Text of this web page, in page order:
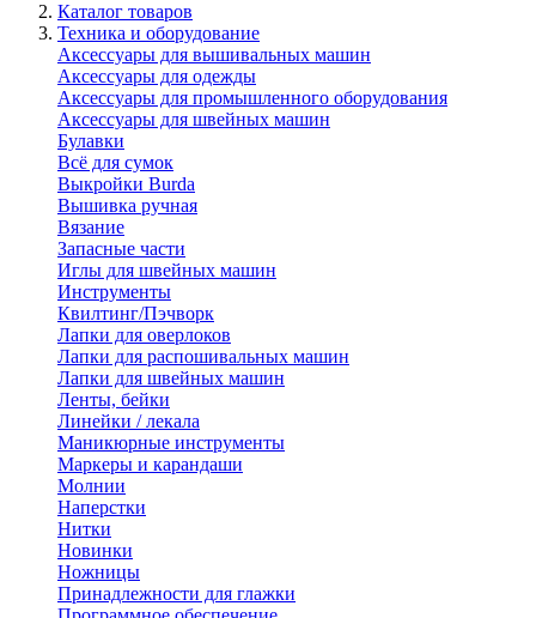
Каталог товаров
Техника и оборудование
Аксессуары для вышивальных машин
Аксессуары для одежды
Аксессуары для промышленного оборудования
Аксессуары для швейных машин
Булавки
Всё для сумок
Выкройки Burda
Вышивка ручная
Вязание
Запасные части
Иглы для швейных машин
Инструменты
Квилтинг/Пэчворк
Лапки для оверлоков
Лапки для распошивальных машин
Лапки для швейных машин
Ленты, бейки
Линейки / лекала
Маникюрные инструменты
Маркеры и карандаши
Молнии
Наперстки
Нитки
Новинки
Ножницы
Принадлежности для глажки